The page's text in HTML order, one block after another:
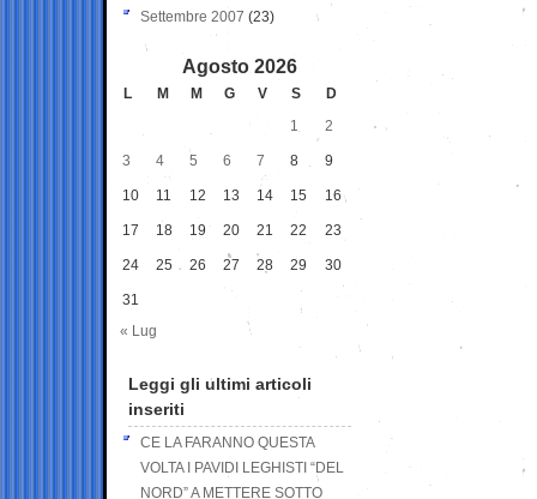
Settembre 2007 (23)
Agosto 2026
L M M G V S
D
1
2
3 4 5 6 7 8 9
10 11 12 13 14 15 16
17 18 19 20 21 22 23
24 25 26 27 28 29 30
31
« Lug
Leggi gli ultimi articoli
inseriti
CE LA FARANNO QUESTA
VOLTA I PAVIDI LEGHISTI “DEL
NORD” A METTERE SOTTO